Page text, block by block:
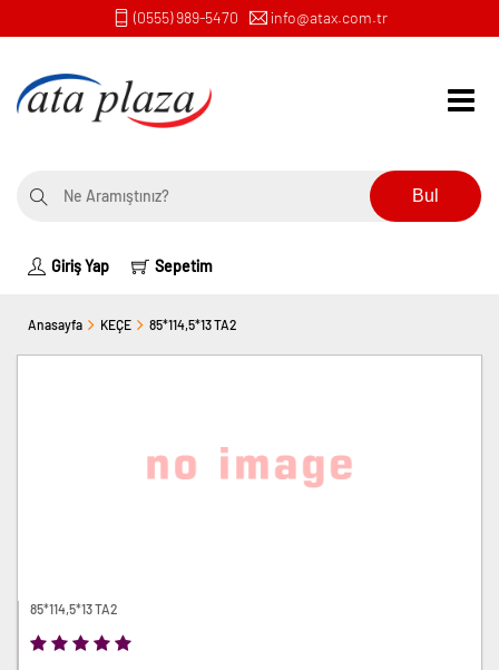
(0555) 989-5470 info@atax.com.tr
Bul
Giriş Yap Sepetim
Anasayfa KEÇE 85*114,5*13 TA2
85*114,5*13 TA2